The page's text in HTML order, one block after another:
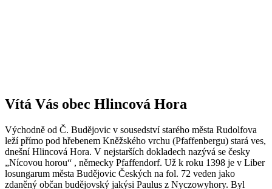
Vítá Vás obec Hlincová Hora
Východně od Č. Budějovic v sousedství starého města Rudolfova
leží přímo pod hřebenem Kněžského vrchu (Pfaffenbergu) stará ves,
dnešní Hlincová Hora. V nejstarších dokladech nazývá se česky
„Nícovou horou“ , německy Pfaffendorf. Už k roku 1398 je v Liber
losungarum města Budějovic Českých na fol. 72 veden jako
zdaněný občan budějovský jakýsi Paulus z Nyczowyhory. Byl